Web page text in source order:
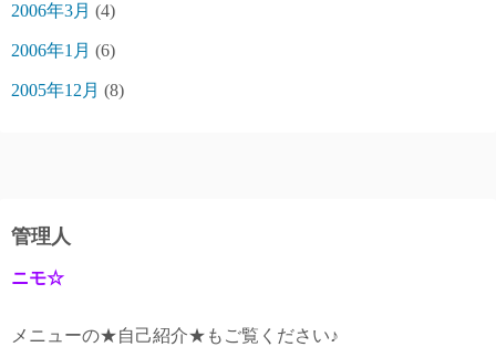
2006年3月 (4)
2006年1月 (6)
2005年12月 (8)
管理人
ニモ☆
メニューの★自己紹介★もご覧ください♪